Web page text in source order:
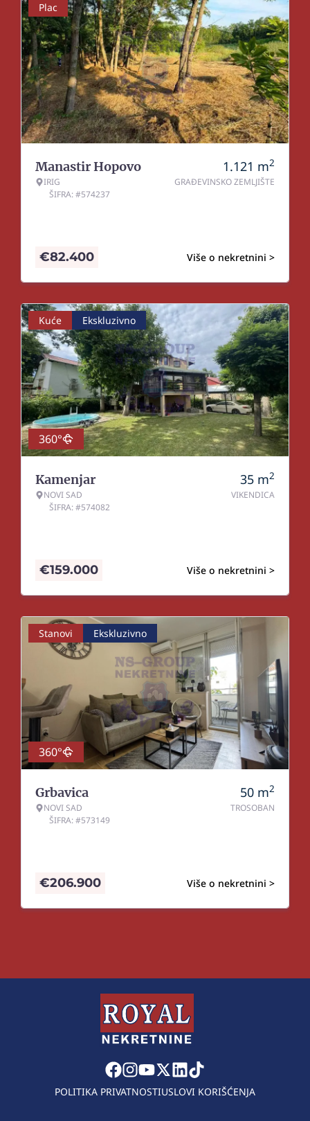
Plac
Manastir Hopovo
IRIG
ŠIFRA: #574237
1.121 m2
GRAĐEVINSKO ZEMLJIŠTE
Više o nekretnini >
€82.400
Kuće Ekskluzivno
360°
Kamenjar
NOVI SAD
ŠIFRA: #574082
35 m2
VIKENDICA
Više o nekretnini >
€159.000
Stanovi Ekskluzivno
360°
Grbavica
NOVI SAD
ŠIFRA: #573149
50 m2
TROSOBAN
Više o nekretnini >
€206.900
POLITIKA PRIVATNOSTIUSLOVI KORIŠĆENJA